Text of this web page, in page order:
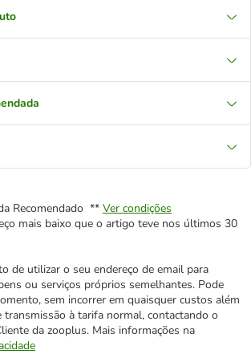
Recomendado ** Ver condições
mais baixo que o artigo teve nos últimos 30
de utilizar o seu endereço de email para
ou serviços próprios semelhantes. Pode
sem incorrer em quaisquer custos além
transmissão à tarifa normal, contactando o
da zooplus. Mais informações na